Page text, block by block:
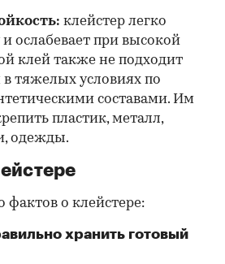
клейстер легко
ослабевает при высокой
клей также не подходит
в тяжелых условиях по
составами. Им
пластик, металл,
одежды.
фактов о клейстере:
хранить готовый